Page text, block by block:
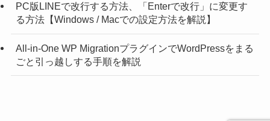
PC版LINEで改行する方法、「Enterで改行」に変更す
る方法【Windows / Macでの設定方法を解説】
All-in-One WP MigrationプラグインでWordPressをまる
ごと引っ越しする手順を解説